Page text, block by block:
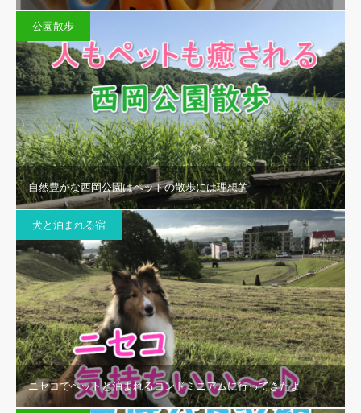
公園散歩
自然豊かな西岡公園はペットの散歩には理想的
犬と泊まれる宿
ニセコでペットと泊まれるコンドミニアムに行ってきたよ